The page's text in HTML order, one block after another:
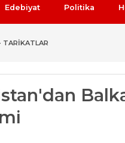
Edebiyat Politika
TARIKATLAR